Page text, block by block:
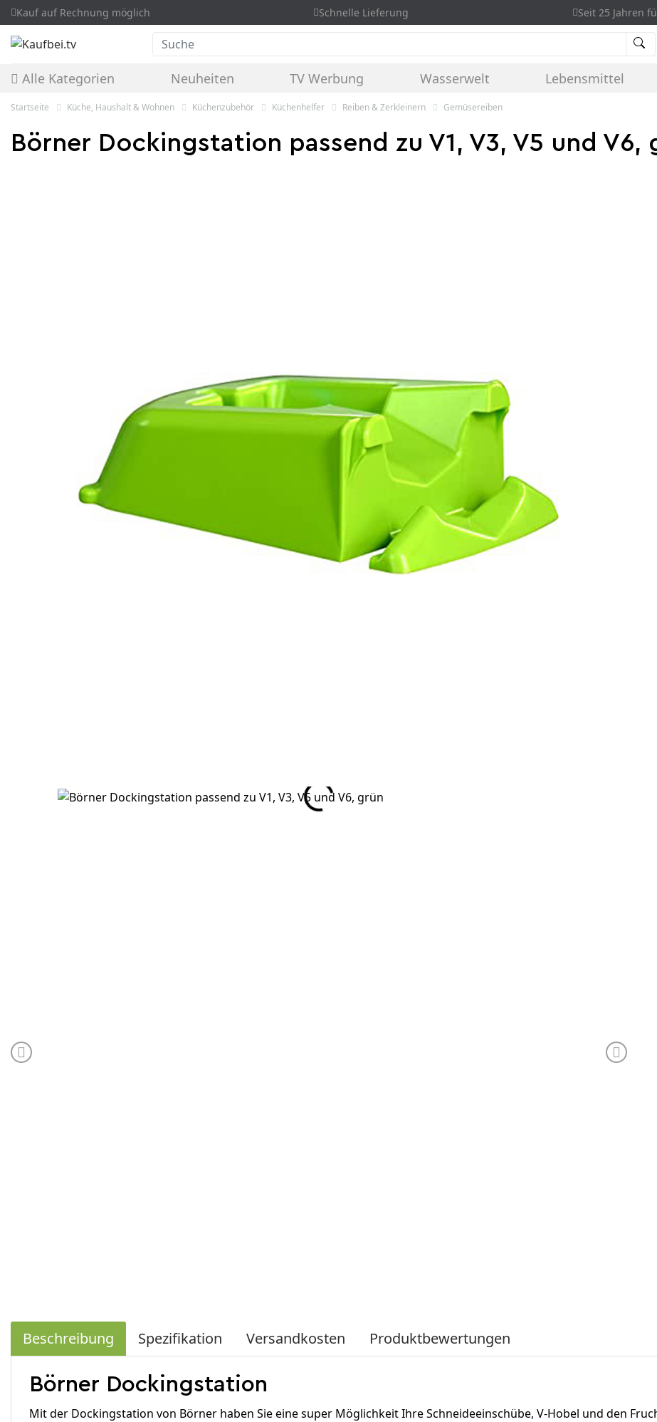
Kauf auf Rechnung möglich Schnelle Lieferung Seit 25 Jahren
Suche
Alle Kategorien Neuheiten TV Werbung Wasserwelt Lebensmittel
Startseite Küche, Haushalt & Wohnen Küchenzubehör Küchenhelfer Reiben & Zerkleinern Gemüsereiben
Börner Dockingstation passend zu V1, V3, V5 und V6,
Beschreibung Spezifikation Versandkosten Produktbewertungen
Börner Dockingstation
Mit der Dockingstation von Börner haben Sie eine super Möglichkeit Ihre Schneideeinschübe, V-Hobel und den